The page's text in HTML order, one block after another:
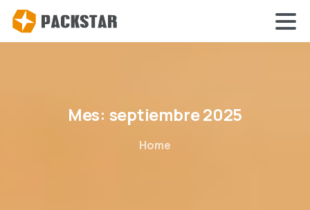
Mes: septiembre2025
Home